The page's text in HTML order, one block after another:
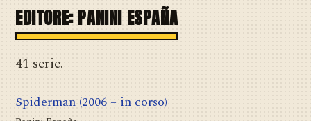
EDITORE: PANINI ESPAÑA
41 serie.
Spiderman (2006 – in corso)